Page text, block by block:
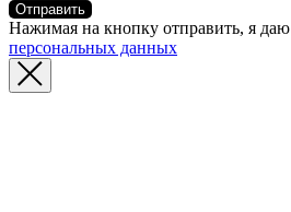
Отправить
Нажимая на кнопку отправить, я даю
персональных данных